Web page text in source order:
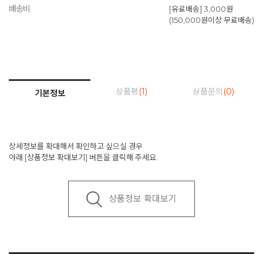
배송비
[유료배송] 3,000원
(150,000원이상 무료배송)
기본정보 상품평 (1) 상품문의 (0)
상세정보를 확대해서 확인하고 싶으실 경우
아래 [상품정보 확대보기] 버튼을 클릭해 주세요.
상품정보 확대보기